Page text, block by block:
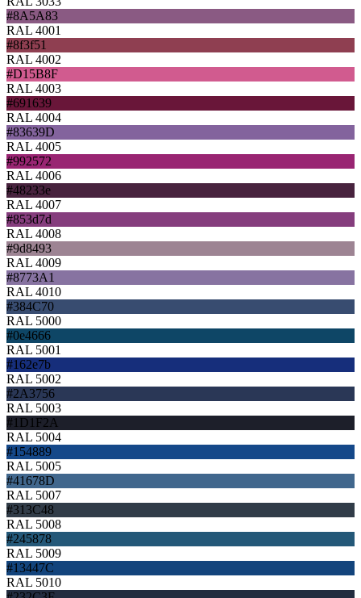
#8A5A83
RAL 4001
#8f3f51
RAL 4002
#D15B8F
RAL 4003
#691639
RAL 4004
#83639D
RAL 4005
#992572
RAL 4006
#48233e
RAL 4007
#853d7d
RAL 4008
#9d8493
RAL 4009
#8773A1
RAL 4010
#384C70
RAL 5000
#0e4666
RAL 5001
#162e7b
RAL 5002
#2A3756
RAL 5003
#1D1F2A
RAL 5004
#154889
RAL 5005
#41678D
RAL 5007
#313C48
RAL 5008
#245878
RAL 5009
#13447C
RAL 5010